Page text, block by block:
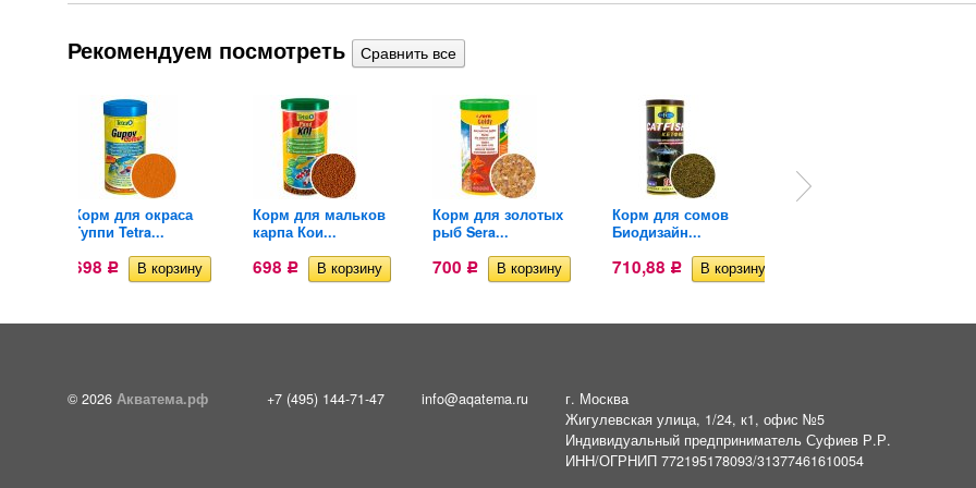
Рекомендуем посмотреть
Корм для окраса
Гуппи Tetra...
698 Р
Корм для мальков
карпа Кои...
698 Р
Корм для золотых
рыб Sera...
700 Р
Корм для сомов
Биодизайн...
710,88 Р
© 2026 Акватема.рф +7 (495) 144-71-47 info@aqatema.ru
г. Москва
Жигулевская улица, 1/24, к1, офис №5
Индивидуальный предприниматель Суфиев Р.Р.
ИНН/ОГРНИП 772195178093/31377461610054